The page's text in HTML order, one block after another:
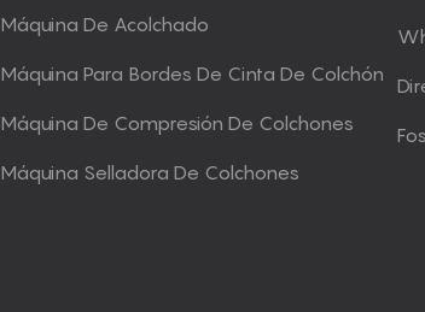
Máquina De Acolchado
Máquina Para Bordes De Cinta De Colchón
Máquina De Compresión De Colchones
Máquina Selladora De Colchones